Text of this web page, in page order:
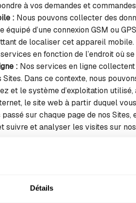
Détails
à vos demandes et
: Nous pouvons collecter des
d’une connexion GSM ou
de localiser cet appareil
en fonction de l’endroit où
: Nos services en ligne
Dans ce contexte, nous
le système d’exploitation utilisé,
le site web à partir duquel
sur chaque page de nos
suivre et analyser les visites sur
que nous pouvons collecter via
collections vos données
vos données personnelles